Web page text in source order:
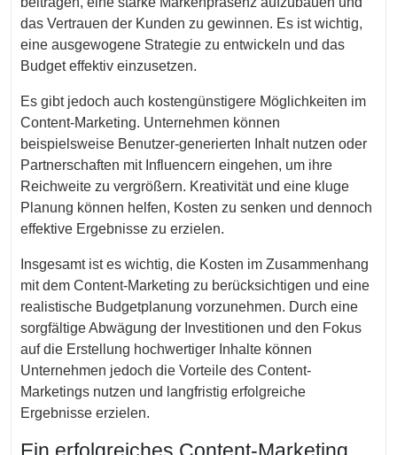
das Vertrauen der Kunden zu gewinnen. Es ist wichtig,
eine ausgewogene Strategie zu entwickeln und das
Budget effektiv einzusetzen.
Es gibt jedoch auch kostengünstigere Möglichkeiten im
Content-Marketing. Unternehmen können
beispielsweise Benutzer-generierten Inhalt nutzen oder
Partnerschaften mit Influencern eingehen, um ihre
Reichweite zu vergrößern. Kreativität und eine kluge
Planung können helfen, Kosten zu senken und dennoch
effektive Ergebnisse zu erzielen.
Insgesamt ist es wichtig, die Kosten im Zusammenhang
mit dem Content-Marketing zu berücksichtigen und eine
realistische Budgetplanung vorzunehmen. Durch eine
sorgfältige Abwägung der Investitionen und den Fokus
auf die Erstellung hochwertiger Inhalte können
Unternehmen jedoch die Vorteile des Content-
Marketings nutzen und langfristig erfolgreiche
Ergebnisse erzielen.